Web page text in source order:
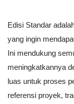
Edisi Standar
yang ingin
Ini mendukung
meningkatkannya
luas untuk proses
referensi proyek,